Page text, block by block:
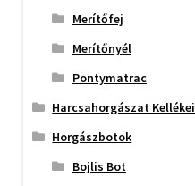
Merítőfej
Merítőnyél
Pontymatrac
Harcsahorgászat Kellékei
Horgászbotok
Bojlis Bot